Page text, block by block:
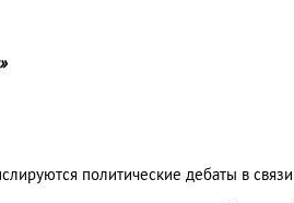
политические дебаты в